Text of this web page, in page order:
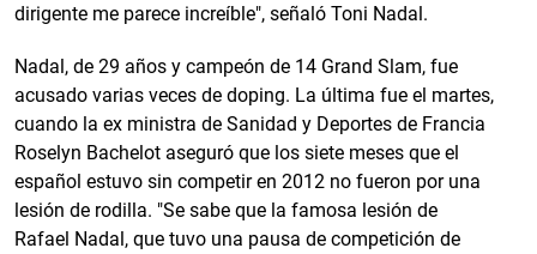
dirigente me parece increíble", señaló Toni Nadal.
Nadal, de 29 años y campeón de 14 Grand Slam, fue
acusado varias veces de doping. La última fue el martes,
cuando la ex ministra de Sanidad y Deportes de Francia
Roselyn Bachelot aseguró que los siete meses que el
español estuvo sin competir en 2012 no fueron por una
lesión de rodilla. "Se sabe que la famosa lesión de
Rafael Nadal, que tuvo una pausa de competición de